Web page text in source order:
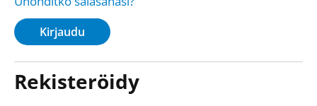
Kirjaudu
Rekisteröidy